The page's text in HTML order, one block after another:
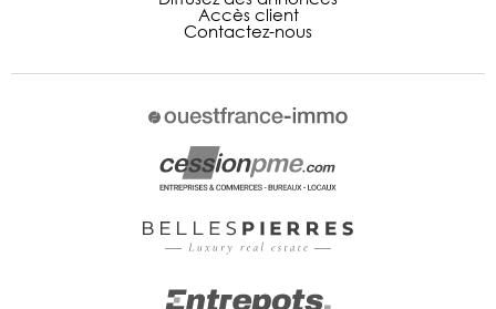
Accès client
Contactez-nous